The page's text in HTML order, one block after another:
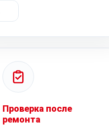
Проверка после
ремонта